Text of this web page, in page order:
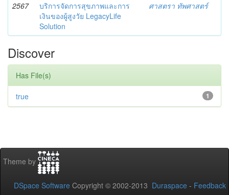
2567
บริการจัดการสุขภาพและการ
เงินของผู้สูงวัย LegacyLife
Solution
ศาสตรา ทัพศาสตร์
Discover
Has File(s)
1
true
Theme by
DSpace Software Copyright © 2002-2013 Duraspace - Feedback